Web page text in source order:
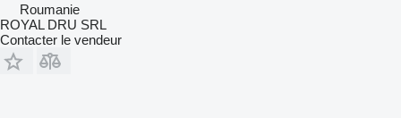
Roumanie
ROYAL DRU SRL
Contacter le vendeur